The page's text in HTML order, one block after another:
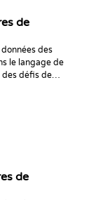
de
des
le langage de
des défis de
de